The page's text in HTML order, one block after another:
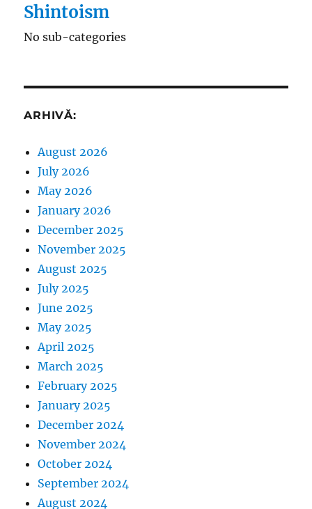
Shintoism
No sub-categories
ARHIVĂ:
August 2026
July 2026
May 2026
January 2026
December 2025
November 2025
August 2025
July 2025
June 2025
May 2025
April 2025
March 2025
February 2025
January 2025
December 2024
November 2024
October 2024
September 2024
August 2024